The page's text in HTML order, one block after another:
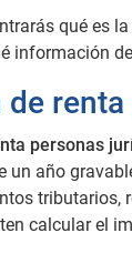
qué es
información
de
personas
un año
tributarios,
calcular el